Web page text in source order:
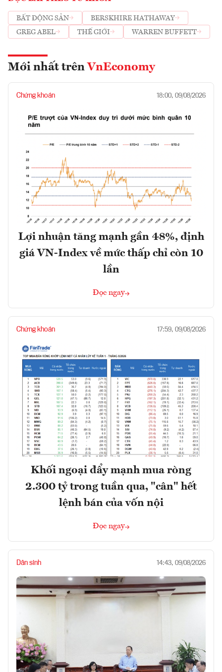
BẤT ĐỘNG SẢN
BERSKHIRE HATHAWAY
GREG ABEL
THẾ GIỚI WARREN BUFFETT
Mới nhất trên VnEconomy
Chứng khoán 18:00, 09/08/2026
Lợi nhuận tăng mạnh gần 48%, định
giá VN-Index về mức thấp chỉ còn 10
lần
Đọc ngay
Chứng khoán 17:59, 09/08/2026
Khối ngoại đẩy mạnh mua ròng
2.300 tỷ trong tuần qua, "cân" hết
lệnh bán của vốn nội
Đọc ngay
Dân sinh 14:43, 09/08/2026